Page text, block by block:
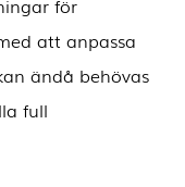
för
att anpassa
ändå behövas
full